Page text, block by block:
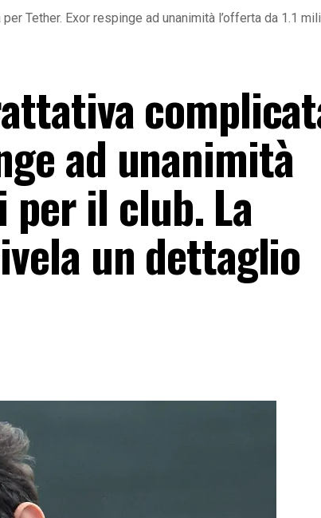
Tether. Exor respinge ad unanimità l’offerta da 1.1
ad unanimità
per il club. La
un dettaglio